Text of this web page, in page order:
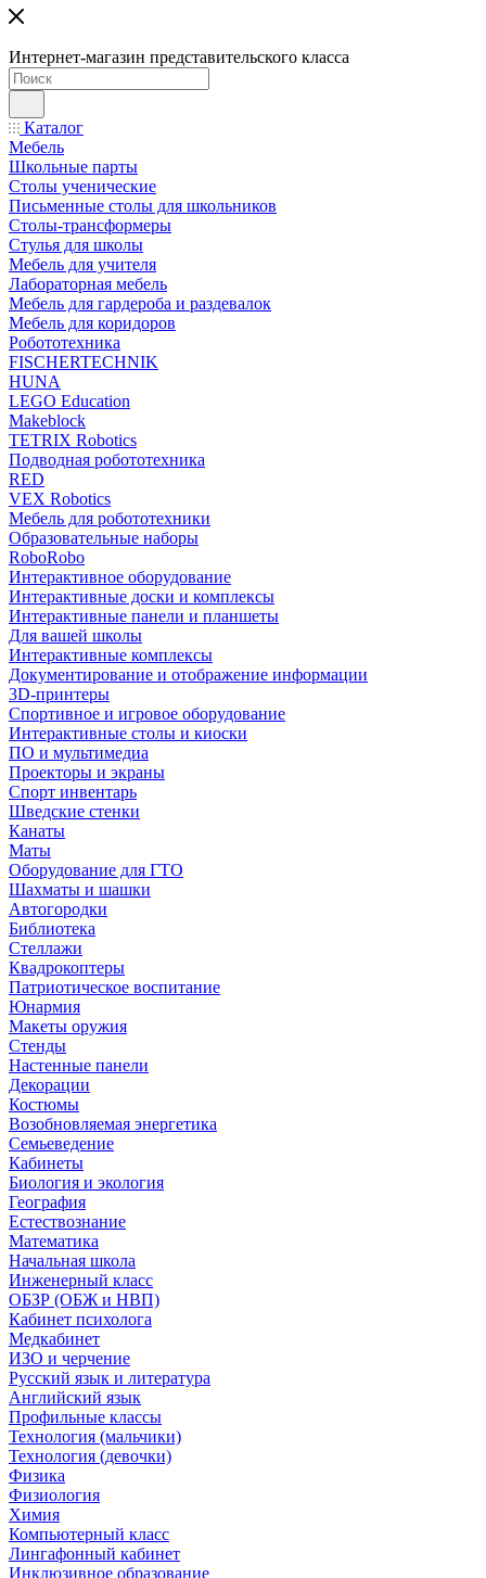
Интернет-магазин представительского класса
Каталог
Мебель
Школьные парты
Столы ученические
Письменные столы для школьников
Столы-трансформеры
Стулья для школы
Мебель для учителя
Лабораторная мебель
Мебель для гардероба и раздевалок
Мебель для коридоров
Робототехника
FISCHERTECHNIK
HUNA
LEGO Education
Makeblock
TETRIX Robotics
Подводная робототехника
RED
VEX Robotics
Мебель для робототехники
Образовательные наборы
RoboRobo
Интерактивное оборудование
Интерактивные доски и комплексы
Интерактивные панели и планшеты
Для вашей школы
Интерактивные комплексы
Документирование и отображение информации
3D-принтеры
Спортивное и игровое оборудование
Интерактивные столы и киоски
ПО и мультимедиа
Проекторы и экраны
Спорт инвентарь
Шведские стенки
Канаты
Маты
Оборудование для ГТО
Шахматы и шашки
Автогородки
Библиотека
Стеллажи
Квадрокоптеры
Патриотическое воспитание
Юнармия
Макеты оружия
Стенды
Настенные панели
Декорации
Костюмы
Возобновляемая энергетика
Семьеведение
Кабинеты
Биология и экология
География
Естествознание
Математика
Начальная школа
Инженерный класс
ОБЗР (ОБЖ и НВП)
Кабинет психолога
Медкабинет
ИЗО и черчение
Русский язык и литература
Английский язык
Профильные классы
Технология (мальчики)
Технология (девочки)
Физика
Физиология
Химия
Компьютерный класс
Лингафонный кабинет
Инклюзивное образование